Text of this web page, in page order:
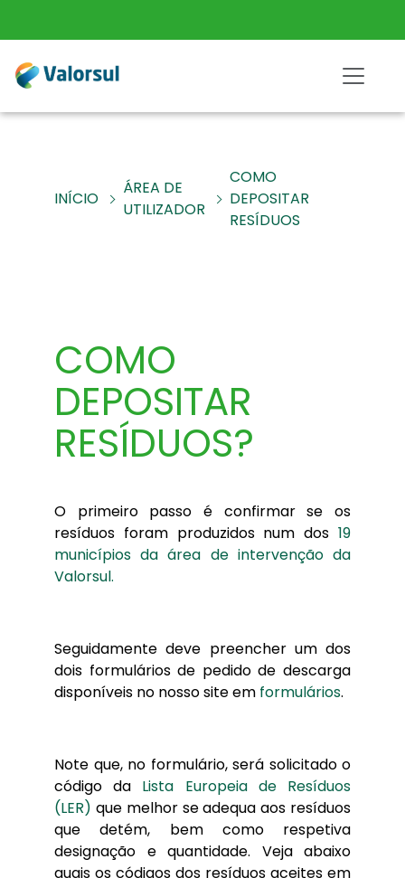
INÍCIO
ÁREA DE
UTILIZADOR
COMO
DEPOSITAR
RESÍDUOS
COMO
DEPOSITAR
RESÍDUOS?
O primeiro passo é confirmar se os
resíduos foram produzidos num dos 19
municípios da área de intervenção da
Valorsul.
Seguidamente deve preencher um dos
dois formulários de pedido de descarga
disponíveis no nosso site em formulários.
Note que, no formulário, será solicitado o
código da Lista Europeia de Resíduos
(LER) que melhor se adequa aos resíduos
que detém, bem como respetiva
designação e quantidade. Veja abaixo
quais os códigos dos resíduos aceites em